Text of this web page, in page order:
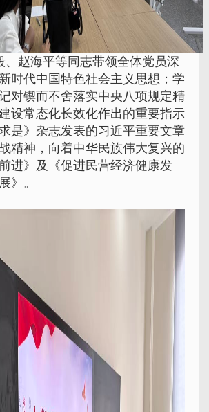
、赵海平等同志带领全体党员深
时代中国特色社会主义思想；学
对锲而不舍落实中央八项规定精
设常态化长效化作出的重要指示
是》杂志发表的习近平重要文章
精神，向着中华民族伟大复兴的
进》及《促进民营经济健康发
》。